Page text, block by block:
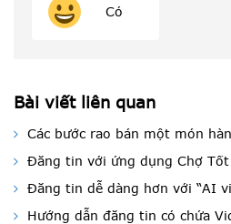
Có
Bài viết liên quan
Các bước rao bán một món
Đăng tin với ứng dụng Chợ Tốt
Đăng tin dễ dàng hơn với “AI
Hướng dẫn đăng tin có chứa